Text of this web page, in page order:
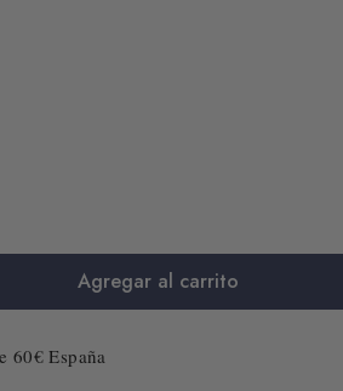
Agregar al carrito
60€ España